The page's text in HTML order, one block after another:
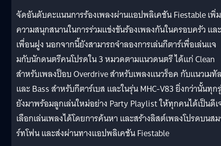
จัดอันดับคะแนนการร้องเพลงผ่านแอปพลิเคชัน Fiestable เพิ่ม
ความสนุกสนานในการร่วมแข่งขันร้องเพลงกันในครอบครัว และ
เพื่อนฝูง นอกจากนี้ยังสามารถจำลองการเล่นกีตาร์เพื่อเล่นแจ
มกับนักดนตรีคนโปรดใน 3 หมวดตามแนวดนตรี ได้แก่ Clean
สำหรับเพลงป็อบ Overdrive สำหรับเพลงแนวร็อค กับแนวเมทั
และ Bass สำหรับกีตาร์เบส และในรุ่น MHC-V83 ยิ่งกว่านั้นทุก
ยังมาพร้อมลูกเล่นใหม่อย่าง Party Playlist ให้ทุกคนได้เป็นดีเ
เลือกเล่นเพลงได้โดยการค้นหา และสร้างลิสต์เพลงโปรดบนส
ร์ทโฟน และส่งผ่านทางแอปพลิเคชัน Fiestable